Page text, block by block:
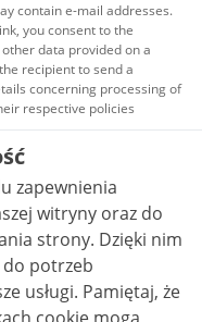
contain e-mail addresses.
you consent to the
data provided on a
recipient to send a
concerning processing of
respective policies
website is covered by a
3.0 PLlicense, unless
zapewnienia
witryny oraz do
Dzięki nim
potrzeb
że